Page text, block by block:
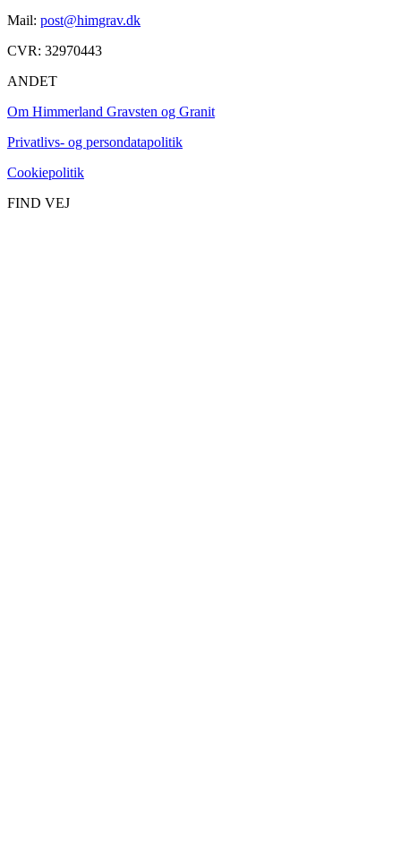
Mail: post@himgrav.dk
CVR: 32970443
ANDET
Om Himmerland Gravsten og Granit
Privatlivs- og persondatapolitik
Cookiepolitik
FIND VEJ